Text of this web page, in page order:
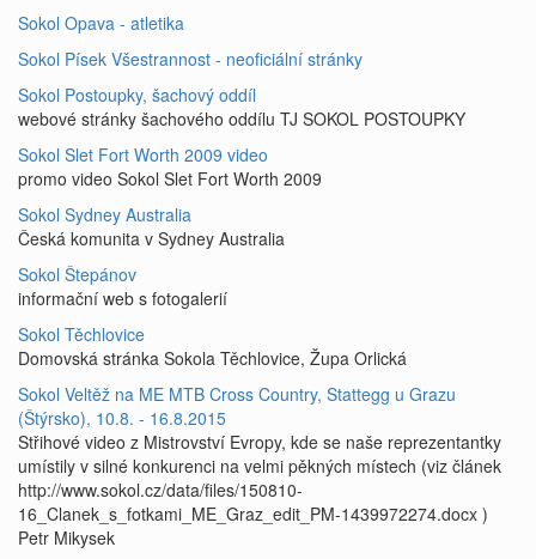
Sokol Opava - atletika
Sokol Písek Všestrannost - neoficiální stránky
Sokol Postoupky, šachový oddíl
webové stránky šachového oddílu TJ SOKOL POSTOUPKY
Sokol Slet Fort Worth 2009 video
promo video Sokol Slet Fort Worth 2009
Sokol Sydney Australia
Česká komunita v Sydney Australia
Sokol Štepánov
informační web s fotogalerií
Sokol Těchlovice
Domovská stránka Sokola Těchlovice, Župa Orlická
Sokol Veltěž na ME MTB Cross Country, Stattegg u Grazu
(Štýrsko), 10.8. - 16.8.2015
Střihové video z Mistrovství Evropy, kde se naše reprezentantky
umístily v silné konkurenci na velmi pěkných místech (viz článek
http://www.sokol.cz/data/files/150810-
16_Clanek_s_fotkami_ME_Graz_edit_PM-1439972274.docx )
Petr Mikysek